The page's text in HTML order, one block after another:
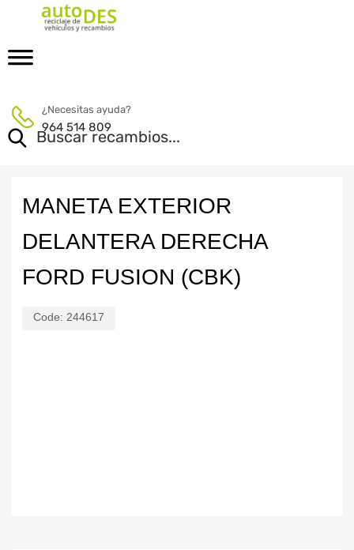
¿Necesitas ayuda?
964 514 809
MANETA EXTERIOR
DELANTERA DERECHA
FORD FUSION (CBK)
Code: 244617